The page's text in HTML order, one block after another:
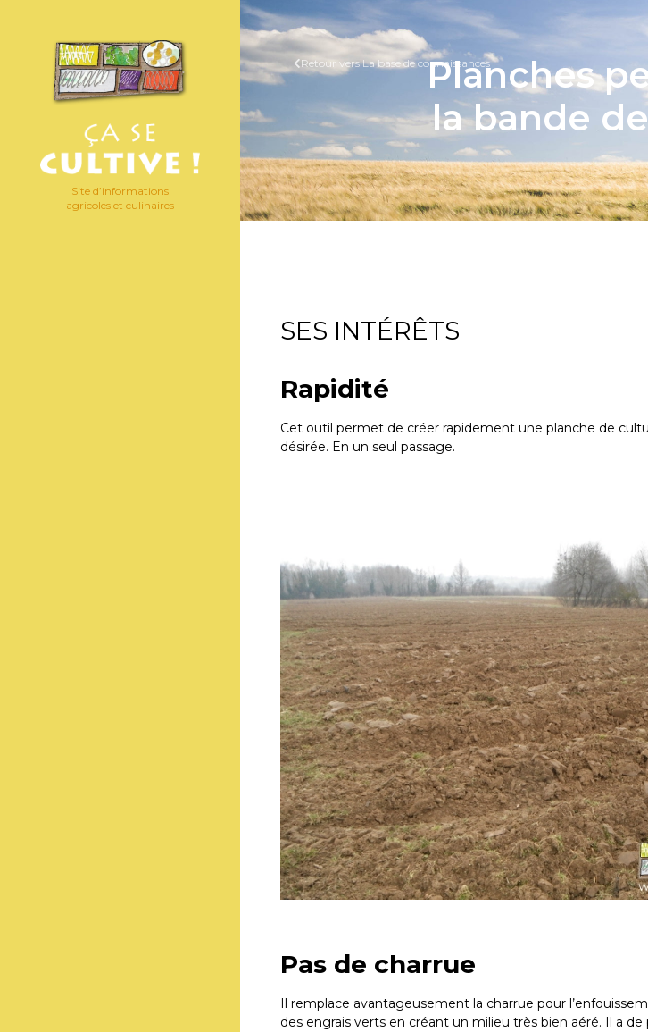
Site d’informations
agricoles et culinaires
Retour vers La base de connaissancesPlanches
la bande
SES INTÉRÊTS
Rapidité
Cet outil permet de créer rapidement une planche de
désirée. En un seul passage.
Pas de charrue
​Il remplace avantageusement la charrue pour
des engrais verts en créant un milieu très bien aéré. Il a